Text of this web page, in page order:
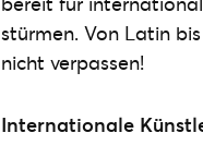
stürmen. Von Latin
nicht verpassen!
Internationale